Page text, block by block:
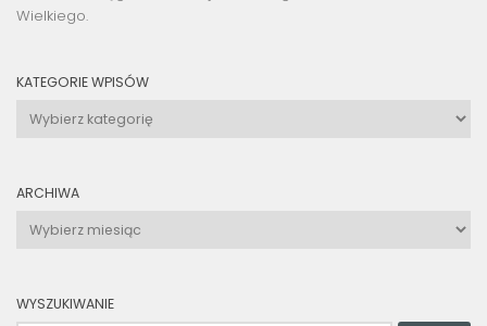
Wielkiego.
KATEGORIE WPISÓW
Kategorie
wpisów
ARCHIWA
Archiwa
WYSZUKIWANIE